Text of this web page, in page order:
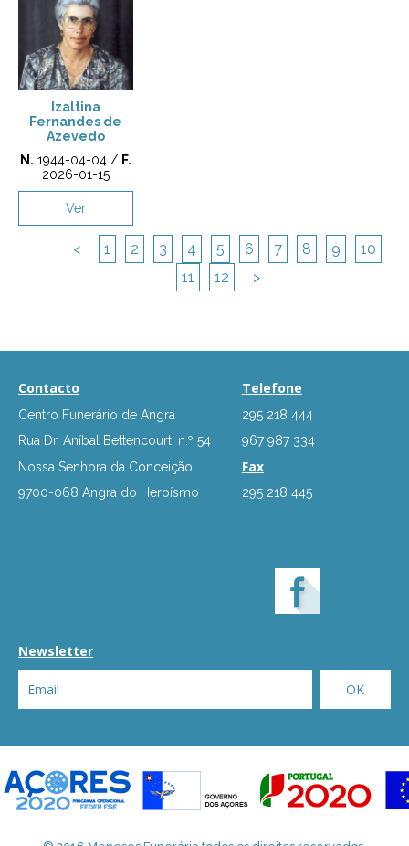
Izaltina
Fernandes de
Azevedo
N. 1944-04-04 / F.
2026-01-15
Ver
< 1 2 3 4 5 6 7 8 9
10
11
12 >
Contacto
Centro Funerário de Angra
Rua Dr. Aníbal Bettencourt. n.º 54
Nossa Senhora da Conceição
9700-068 Angra do Heroísmo
Telefone
295 218 444
967 987 334
Fax
295 218 445
Newsletter
OK